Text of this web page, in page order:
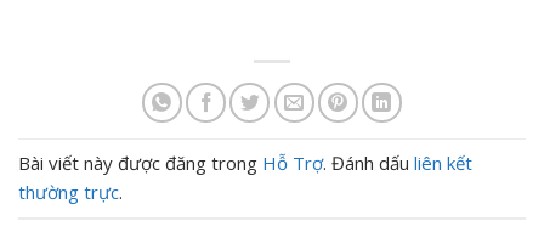
Bài viết này được đăng trong Hỗ Trợ. Đánh dấu liên kết
thường trực.